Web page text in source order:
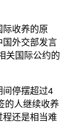
收养的原
国外交部发言
关国际公约的
间停摆超过4
的人继续收养
程还是相当难